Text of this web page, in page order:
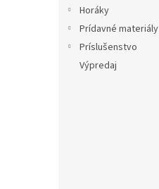
Horáky
Prídavné materiály
Príslušenstvo
Výpredaj